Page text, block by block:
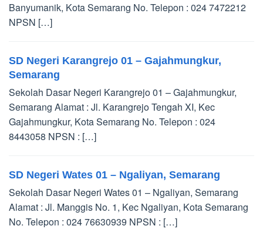
Banyumanik, Kota Semarang No. Telepon : 024 7472212
NPSN […]
SD Negeri Karangrejo 01 – Gajahmungkur,
Semarang
Sekolah Dasar Negeri Karangrejo 01 – Gajahmungkur,
Semarang Alamat : Jl. Karangrejo Tengah XI, Kec
Gajahmungkur, Kota Semarang No. Telepon : 024
8443058 NPSN : […]
SD Negeri Wates 01 – Ngaliyan, Semarang
Sekolah Dasar Negeri Wates 01 – Ngaliyan, Semarang
Alamat : Jl. Manggis No. 1, Kec Ngaliyan, Kota Semarang
No. Telepon : 024 76630939 NPSN : […]